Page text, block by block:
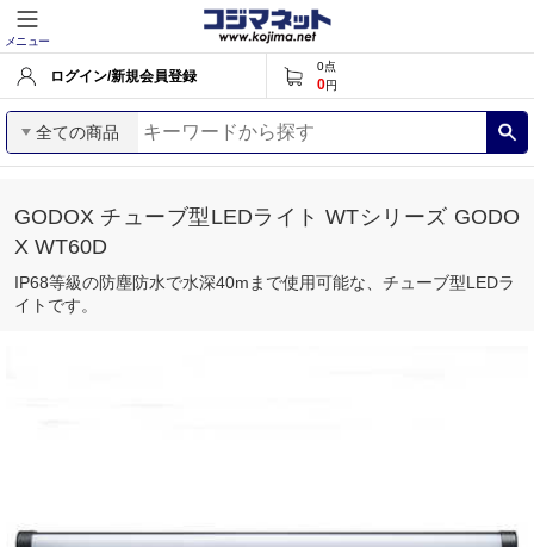
メニュー
ログイン/新規会員登録
0点
0円
全ての商品
GODOX チューブ型LEDライト WTシリーズ GODO
X WT60D
IP68等級の防塵防水で水深40mまで使用可能な、チューブ型LEDラ
イトです。